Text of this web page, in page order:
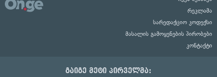
რეკლამა
სარედაქციო კოდექსი
მასალის გამოყენების პირობები
კონტაქტი
გაიგე მეტი პირველმა: